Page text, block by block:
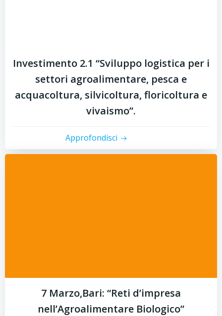
Investimento 2.1 “Sviluppo logistica per i
settori agroalimentare, pesca e
acquacoltura, silvicoltura, floricoltura e
vivaismo”.
Approfondisci
7 Marzo,Bari: “Reti d’impresa
nell’Agroalimentare Biologico”